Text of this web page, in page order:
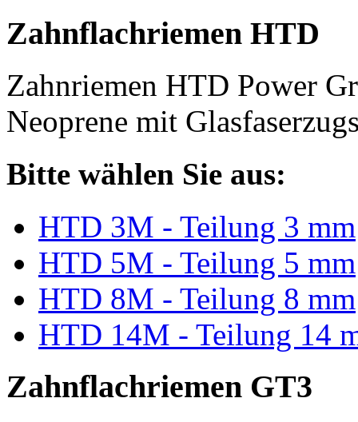
Zahnflachriemen HTD
Zahnriemen HTD Power
Neoprene mit
Bitte wählen Sie aus:
HTD 3M - Teilung 3 mm
HTD 5M - Teilung 5 mm
HTD 8M - Teilung 8 mm
HTD 14M - Teilung 14
Zahnflachriemen GT3